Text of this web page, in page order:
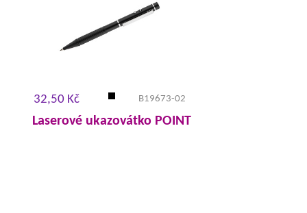
32,50 Kč B19673-02
Laserové ukazovátko POINT